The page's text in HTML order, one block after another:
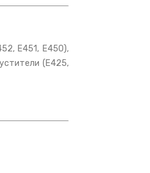
E451, E450),
(E425,